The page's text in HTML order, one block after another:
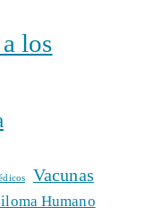
los
Vacunas
Humano